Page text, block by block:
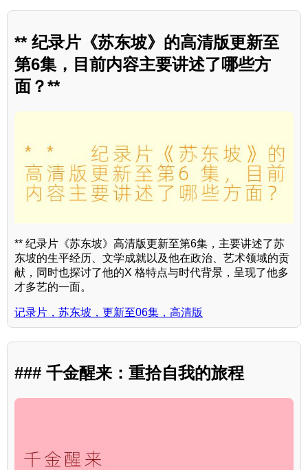
** 纪录片《苏东坡》的高清版更新至
第6集，目前内容主要讲述了哪些方
面？**
** 纪录片《苏东坡》高清版更新至第6集，主要讲述了苏
东坡的生平经历、文学成就以及他在政治、艺术领域的贡
献，同时也探讨了他的X 格特点与时代背景，呈现了他多
才多艺的一面。
记录片，苏东坡，更新至06集，高清版
### 千金醒来：重拾自我的旅程